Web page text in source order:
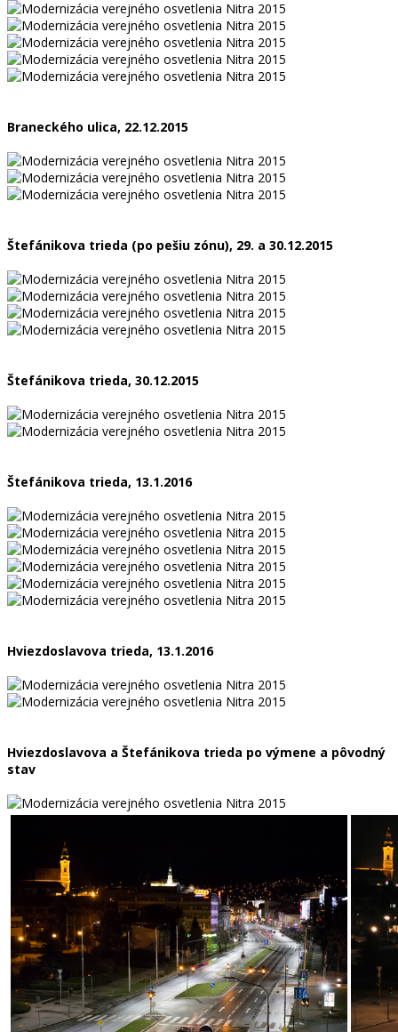
Braneckého ulica, 22.12.2015
Štefánikova trieda (po pešiu zónu), 29. a 30.12.2015
Štefánikova trieda, 30.12.2015
Štefánikova trieda, 13.1.2016
Hviezdoslavova trieda, 13.1.2016
Hviezdoslavova a Štefánikova trieda po výmene a pôvodný
stav